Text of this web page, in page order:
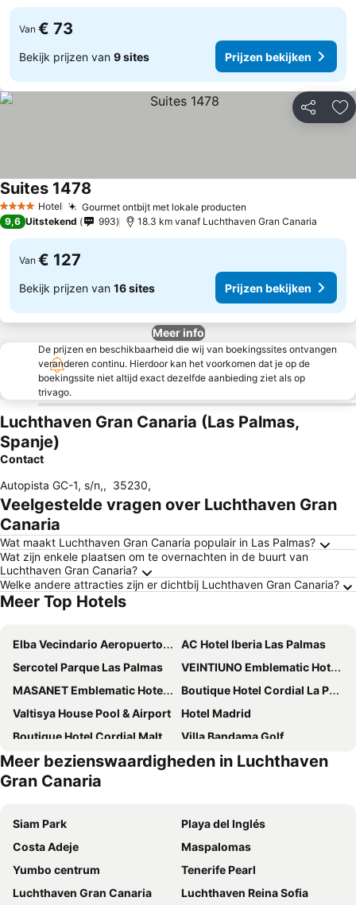
Van € 73
Bekijk prijzen van 9 sites Prijzen bekijken
Delen
4 SterrenHotel Gourmet ontbijt met lokale producten
Suites 1478
9,6 Uitstekend 993 18.3 km vanaf Luchthaven Gran Canaria
Van € 127
Bekijk prijzen van 16 sites Prijzen bekijken
Meer info
De prijzen en beschikbaarheid die wij van boekingssites ontvangen
veranderen continu. Hierdoor kan het voorkomen dat je op de
boekingssite niet altijd exact dezelfde aanbieding ziet als op
trivago.
Luchthaven Gran Canaria (Las Palmas,
Spanje)
Contact
Autopista GC-1, s/n,, 35230,
Veelgestelde vragen over Luchthaven Gran
Canaria
Wat maakt Luchthaven Gran Canaria populair in Las Palmas?
Wat zijn enkele plaatsen om te overnachten in de buurt van
Luchthaven Gran Canaria?
Welke andere attracties zijn er dichtbij Luchthaven Gran Canaria?
Meer Top Hotels
Elba Vecindario Aeropuerto Business & Convention Hotel
AC Hotel Iberia Las Palmas
Sercotel Parque Las Palmas
VEINTIUNO Emblematic Hotels
MASANET Emblematic Hotels - Adults Only
Boutique Hotel Cordial La Peregrina
Valtisya House Pool & Airport
Hotel Madrid
Boutique Hotel Cordial Malteses
Villa Bandama Golf
Boutique Hotel Cordial La Niña De Vegueta
Hotel Escuela Santa Brígida
Old Town SXVI - Adults Only
Las Brisas
Santa Ana Suite & Rooms
Hotel Rural El Mondalón
Casa el drago
Suites 1478
Hotel Rural LIVVO Maipez
Casas rurales de Guayadeque
Hotel Rural Las Calas
Meer bezienswaardigheden in Luchthaven
Gran Canaria
Siam Park
Playa del Inglés
Costa Adeje
Maspalomas
Yumbo centrum
Tenerife Pearl
Luchthaven Gran Canaria
Luchthaven Reina Sofia